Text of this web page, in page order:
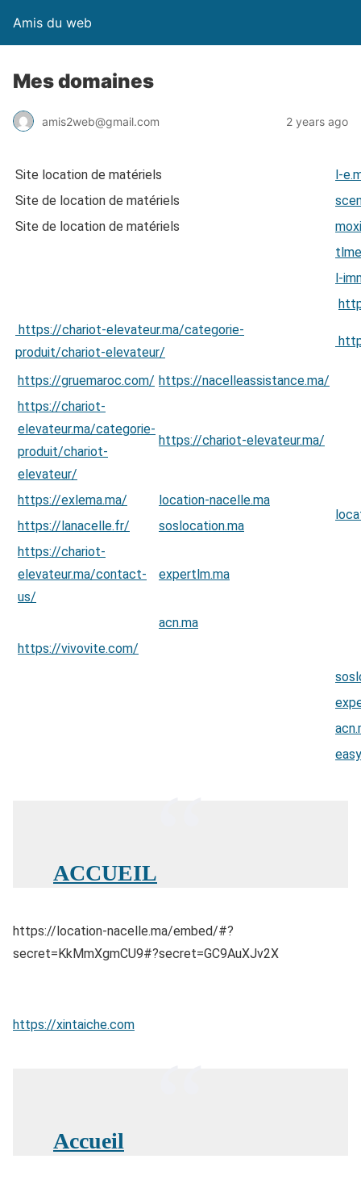
Amis du web
Mes domaines
amis2web@gmail.com 2 years ago
Site location de matériels
l-
Site de location de matériels
Site de location de matériels
l-
https://chariot-elevateur.ma/categorie-
produit/chariot-elevateur/
https://gruemaroc.com/ https://nacelleassistance.ma/
https://chariot-
elevateur.ma/categorie-
produit/chariot-
elevateur/
https://chariot-elevateur.ma/
https://exlema.ma/
location-nacelle.ma
https://lanacelle.fr/
soslocation.ma
https://chariot-
elevateur.ma/contact-
us/
expertlm.ma
acn.ma
https://vivovite.com/
ACCUEIL
https://location-nacelle.ma/embed/#?
secret=KkMmXgmCU9#?secret=GC9AuXJv2X
https://xintaiche.com
Accueil